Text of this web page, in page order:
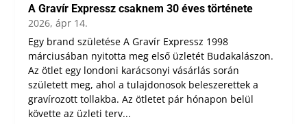
A Gravír Expressz csaknem 30 éves története
2026, ápr 14.
Egy brand születése A Gravír Expressz 1998
márciusában nyitotta meg első üzletét Budakalászon.
Az ötlet egy londoni karácsonyi vásárlás során
született meg, ahol a tulajdonosok beleszerettek a
gravírozott tollakba. Az ötletet pár hónapon belül
követte az üzleti terv...